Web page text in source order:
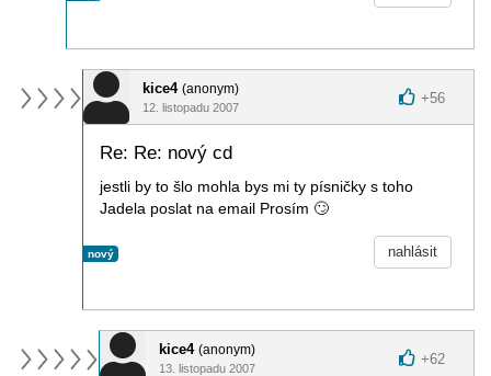
kice4 (anonym)
12. listopadu 2007
+56
Re: Re: nový cd
jestli by to šlo mohla bys mi ty písničky s toho
Jadela poslat na email Prosím 🙄
nový nahlásit
kice4 (anonym)
13. listopadu 2007
+62